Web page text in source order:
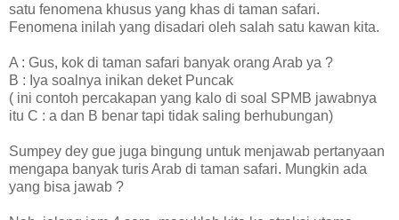
satu fenomena khusus yang khas di taman safari.
Fenomena inilah yang disadari oleh salah satu kawan kita.
A : Gus, kok di taman safari banyak orang Arab ya ?
B : Iya soalnya inikan deket Puncak
( ini contoh percakapan yang kalo di soal SPMB jawabnya
itu C : a dan B benar tapi tidak saling berhubungan)
Sumpey dey gue juga bingung untuk menjawab pertanyaan
mengapa banyak turis Arab di taman safari. Mungkin ada
yang bisa jawab ?